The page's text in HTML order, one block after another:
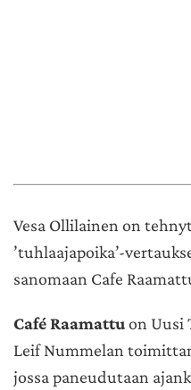
Vesa Ollilainen on
’tuhlaajapoika’-
sanomaan Cafe
Café Raamattuon Uusi
Leif Nummelan
jossa paneudutaan